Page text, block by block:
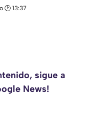
🕑 13:37
sigue a
News!